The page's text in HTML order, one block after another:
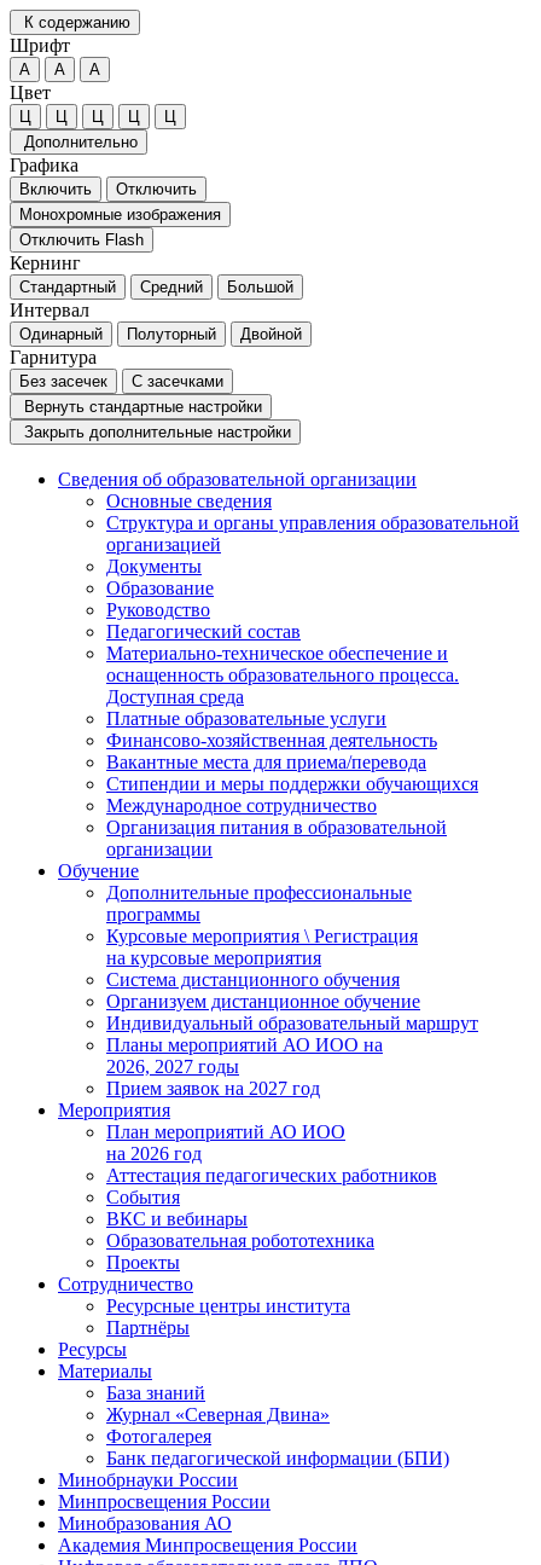
К содержанию
Шрифт
А А А
Цвет
Ц Ц Ц Ц
Ц
Дополнительно
Графика
Включить
Отключить
Монохромные изображения
Отключить Flash
Кернинг
Стандартный Средний Большой
Интервал
Одинарный Полуторный Двойной
Гарнитура
Без засечек
С засечками
Вернуть стандартные настройки
Закрыть дополнительные настройки
Сведения об образовательной организации
Основные сведения
Структура и органы управления образовательной
организацией
Документы
Образование
Руководство
Педагогический состав
Материально-техническое обеспечение и
оснащенность образовательного процесса.
Доступная среда
Платные образовательные услуги
Финансово-хозяйственная деятельность
Вакантные места для приема/перевода
Стипендии и меры поддержки обучающихся
Международное сотрудничество
Организация питания в образовательной
организации
Обучение
Дополнительные профессиональные
программы
Курсовые мероприятия \ Регистрация
на курсовые мероприятия
Система дистанционного обучения
Организуем дистанционное обучение
Индивидуальный образовательный маршрут
Планы мероприятий АО ИОО на
2026, 2027 годы
Прием заявок на 2027 год
Мероприятия
План мероприятий АО ИОО
на 2026 год
Аттестация педагогических работников
События
ВКС и вебинары
Образовательная робототехника
Проекты
Сотрудничество
Ресурсные центры института
Партнёры
Ресурсы
Материалы
База знаний
Журнал «Северная Двина»
Фотогалерея
Банк педагогической информации (БПИ)
Минобрнауки России
Минпросвещения России
Минобразования АО
Академия Минпросвещения России